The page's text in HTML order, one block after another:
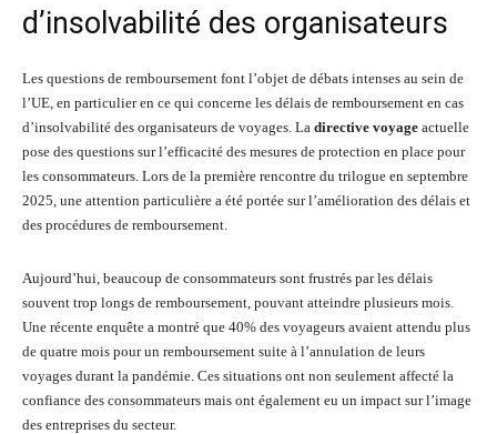
d’insolvabilité des organisateurs
Les questions de remboursement font l’objet de débats intenses au sein de
l’UE, en particulier en ce qui concerne les délais de remboursement en cas
d’insolvabilité des organisateurs de voyages. La directive voyage actuelle
pose des questions sur l’efficacité des mesures de protection en place pour
les consommateurs. Lors de la première rencontre du trilogue en septembre
2025, une attention particulière a été portée sur l’amélioration des délais et
des procédures de remboursement.
Aujourd’hui, beaucoup de consommateurs sont frustrés par les délais
souvent trop longs de remboursement, pouvant atteindre plusieurs mois.
Une récente enquête a montré que 40% des voyageurs avaient attendu plus
de quatre mois pour un remboursement suite à l’annulation de leurs
voyages durant la pandémie. Ces situations ont non seulement affecté la
confiance des consommateurs mais ont également eu un impact sur l’image
des entreprises du secteur.